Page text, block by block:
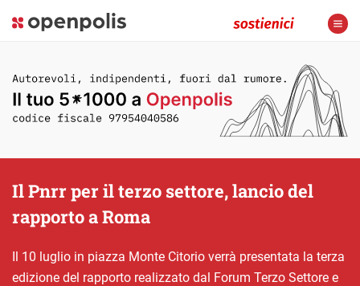
Il Pnrr per il terzo settore, lancio del
rapporto a Roma
Il 10 luglio in piazza Monte Citorio verrà presentata la terza
edizione del rapporto realizzato dal Forum Terzo Settore e